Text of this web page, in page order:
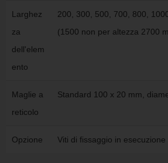
Larghez
za
dell'elem
ento
200, 300, 500, 700, 800,
(1500 non per altezza 2700
Maglie a
reticolo
Standard 100 x 20 mm,
Opzione Viti di fissaggio in esecuzione